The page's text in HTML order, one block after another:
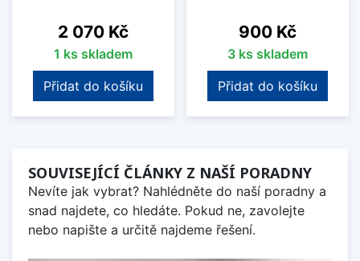
Cena
2 070 Kč
1 ks skladem
Přidat do košíku
Cena
900 Kč
3 ks skladem
Přidat do košíku
SOUVISEJÍCÍ ČLÁNKY Z NAŠÍ PORADNY
Nevíte jak vybrat? Nahlédněte do naší poradny a
snad najdete, co hledáte. Pokud ne, zavolejte
nebo napište a určitě najdeme řešení.